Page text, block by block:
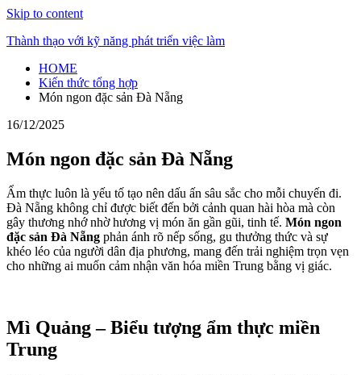
Skip to content
Thành thạo với kỹ năng phát triển việc làm
HOME
Kiến thức tổng hợp
Món ngon đặc sản Đà Nẵng
16/12/2025
Món ngon đặc sản Đà Nẵng
Ẩm thực luôn là yếu tố tạo nên dấu ấn sâu sắc cho mỗi chuyến đi.
Đà Nẵng không chỉ được biết đến bởi cảnh quan hài hòa mà còn
gây thương nhớ nhờ hương vị món ăn gần gũi, tinh tế. Món ngon
đặc sản Đà Nẵng phản ánh rõ nếp sống, gu thưởng thức và sự
khéo léo của người dân địa phương, mang đến trải nghiệm trọn vẹn
cho những ai muốn cảm nhận văn hóa miền Trung bằng vị giác.
Mì Quảng – Biểu tượng ẩm thực miền
Trung